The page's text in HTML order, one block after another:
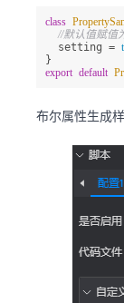
class
//默认值赋值
  setting =
export default
布尔属性生成样